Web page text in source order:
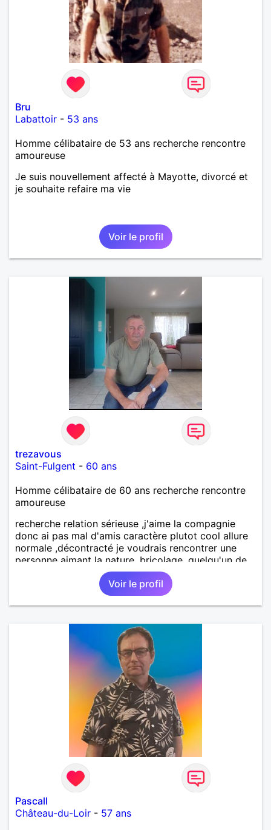
Bru
Labattoir - 53 ans
Homme célibataire de 53 ans recherche rencontre
amoureuse
Je suis nouvellement affecté à Mayotte, divorcé et
je souhaite refaire ma vie
Voir le profil
trezavous
Saint-Fulgent - 60 ans
Homme célibataire de 60 ans recherche rencontre
amoureuse
recherche relation sérieuse ,j'aime la compagnie
donc ai pas mal d'amis caractère plutot cool allure
normale ,décontracté je voudrais rencontrer une
personne aimant la nature ,bricolage ,quelqu'un de
simple et naturel à vos claviers mesdames
Voir le profil
Pascall
Château-du-Loir - 57 ans